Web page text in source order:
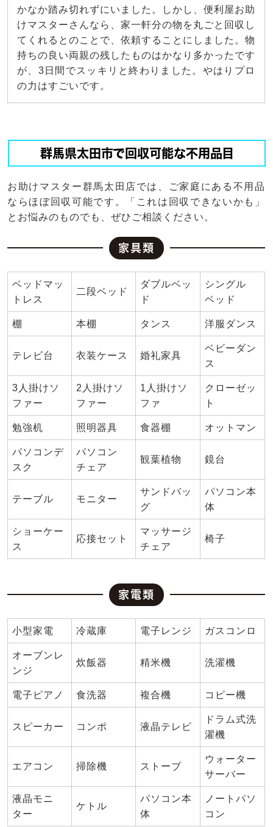
かなか踏み切れずにいました。しかし、便利屋お助
けマスターさんなら、家一軒分の物を丸ごと回収し
てくれるとのことで、依頼することにしました。物
持ちの良い両親の残したものはかなり多かったです
が、3日間でスッキリと終わりました。やはりプロ
の力はすごいです。
群馬県太田市で回収可能な不用品目
お助けマスター群馬太田店では、ご家庭にある不用品
ならほぼ回収可能です。「これは回収できないかも」
とお悩みのものでも、ぜひご相談ください。
家具類
ベッドマッ
トレス
二段ベッド
ダブルベッ
ド
シングル
ベッド
棚 本棚 タンス 洋服ダンス
テレビ台 衣装ケース 婚礼家具
ベビーダン
ス
3人掛けソ
ファー
2人掛けソ
ファー
1人掛けソ
ファ
クローゼッ
ト
勉強机 照明器具 食器棚 オットマン
パソコンデ
スク
パソコン
チェア
観葉植物 鏡台
テーブル モニター
サンドバッ
グ
パソコン本
体
ショーケー
ス
応接セット
マッサージ
チェア
椅子
家電類
小型家電 冷蔵庫 電子レンジ ガスコンロ
オーブンレ
ンジ
炊飯器 精米機 洗濯機
電子ピアノ 食洗器 複合機 コピー機
スピーカー コンポ 液晶テレビ
ドラム式洗
濯機
エアコン 掃除機 ストーブ
ウォーター
サーバー
液晶モニ
ター
ケトル
パソコン本
体
ノートパソ
コン